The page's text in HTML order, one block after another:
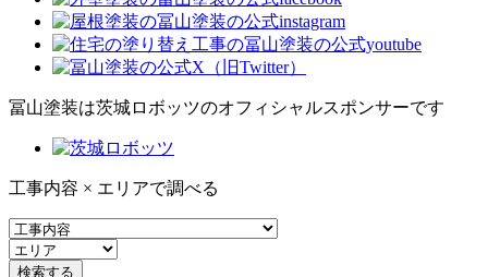
冨山塗装は茨城ロボッツのオフィシャルスポンサーです
工事内容 × エリアで調べる